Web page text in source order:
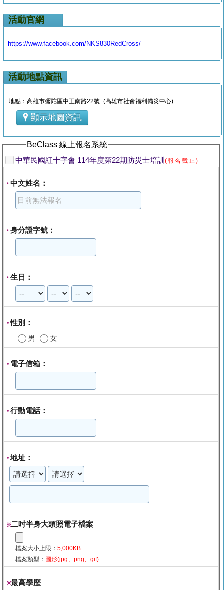
活動官網
https://www.facebook.com/NKS830RedCross/
活動地點資訊
地點：高雄市彌陀區中正南路22號 (高雄市社會福利備災中心)
顯示地圖資訊
BeClass 線上報名系統
中華民國紅十字會 114年度第22期防災士培訓 (報名截止)
* 中文姓名：
* 身分證字號：
* 生日：
*性別：
男
女
* 電子信箱：
* 行動電話：
*地址：
※二吋半身大頭照電子檔案
檔案大小上限： 5,000KB
檔案類型： 圖形(jpg、png、gif)
※最高學歷